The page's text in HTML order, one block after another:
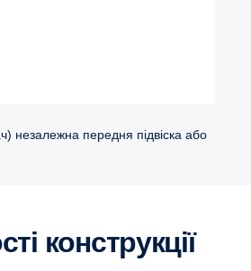
незалежна передня підвіска або
конструкції